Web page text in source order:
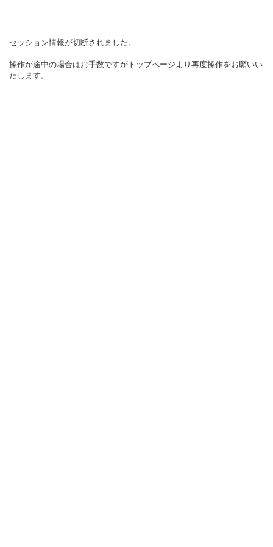
セッション情報が切断されました。
操作が途中の場合はお手数ですがトップページより再度操作をお願いい
たします。